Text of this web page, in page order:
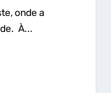
onde a
À...